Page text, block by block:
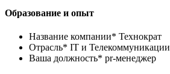
Образование и опыт
Название компании* Технократ
Отрасль* IT и Телекоммуникации
Ваша должность* pr-менеджер